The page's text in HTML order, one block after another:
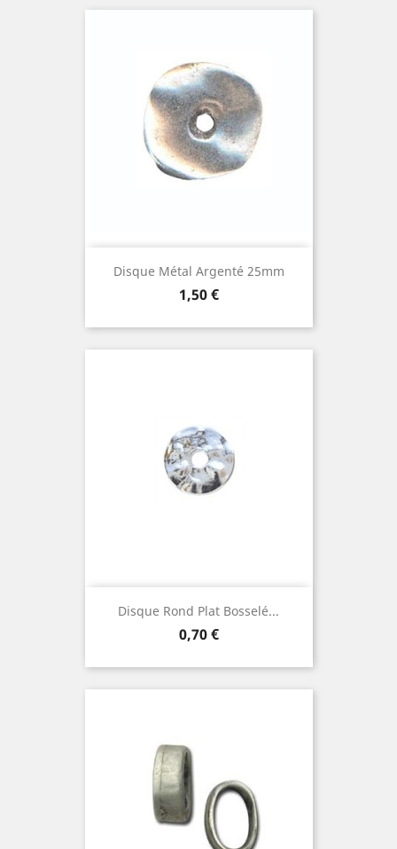
Disque Métal Argenté 25mm
Prix
1,50 €
Disque Rond Plat Bosselé...
Prix
0,70 €